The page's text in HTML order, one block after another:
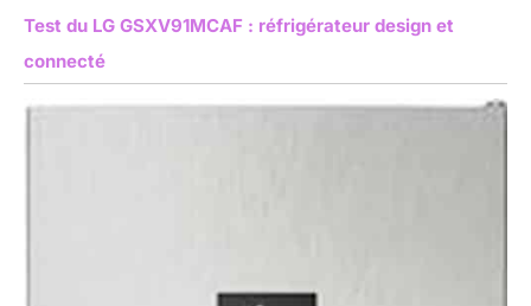
Test du LG GSXV91MCAF : réfrigérateur design et
connecté